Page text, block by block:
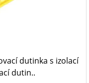
dutinka s izolací
dutin..